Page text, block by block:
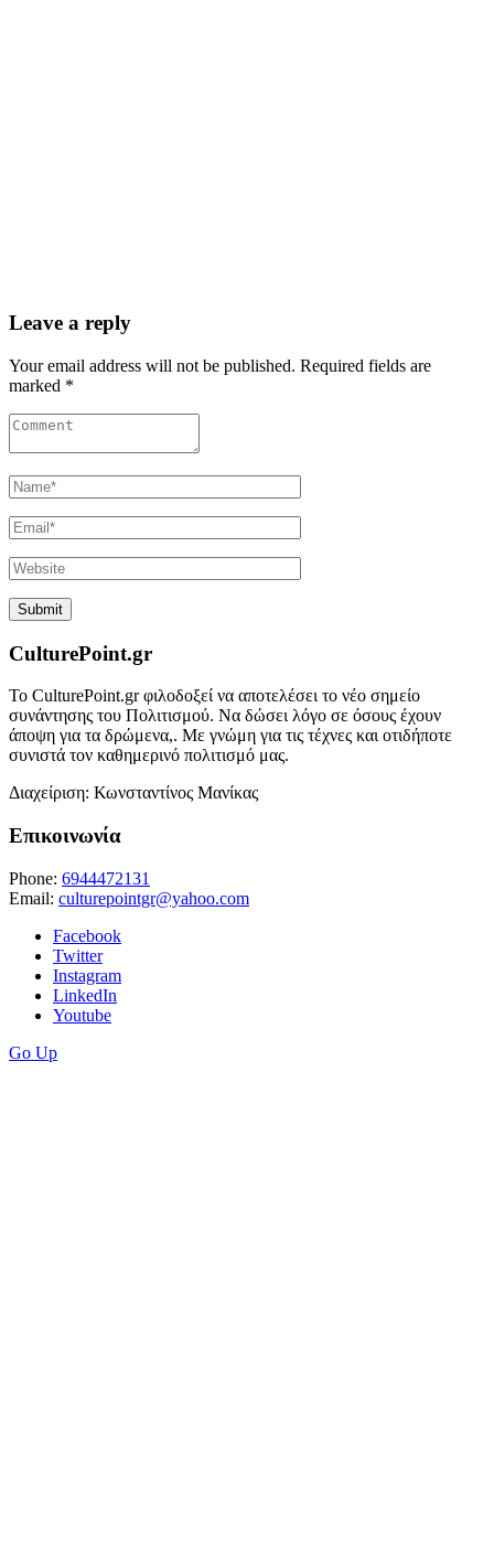
Leave a reply
Your email address will not be published. Required fields are
marked *
CulturePoint.gr
Το CulturePoint.gr φιλοδοξεί να αποτελέσει το νέο σημείο
συνάντησης του Πολιτισμού. Να δώσει λόγο σε όσους έχουν
άποψη για τα δρώμενα,. Με γνώμη για τις τέχνες και οτιδήποτε
συνιστά τον καθημερινό πολιτισμό μας.
Διαχείριση: Κωνσταντίνος Μανίκας
Επικοινωνία
Phone: 6944472131
Email: culturepointgr@yahoo.com
Facebook
Twitter
Instagram
LinkedIn
Youtube
Go Up